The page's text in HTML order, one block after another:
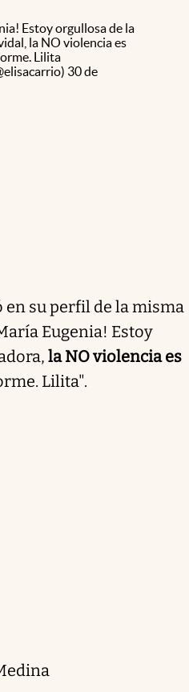
Estoy orgullosa de la
, la NO violencia es
Lilita
30 de
en su perfil de la misma
Eugenia! Estoy
la NO violencia es
Lilita".